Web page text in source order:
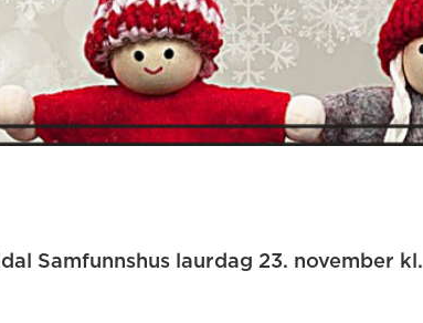
Samfunnshus laurdag 23. november kl.